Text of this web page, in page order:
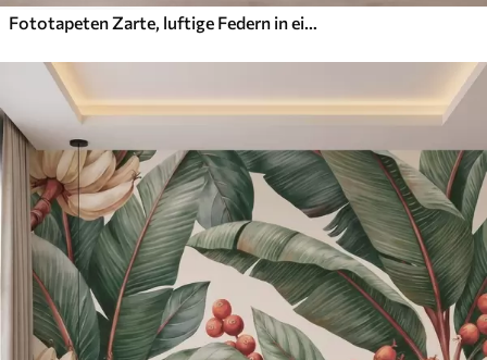
Fototapeten Zarte, luftige Federn in einem pfirsichrosa Schimmer